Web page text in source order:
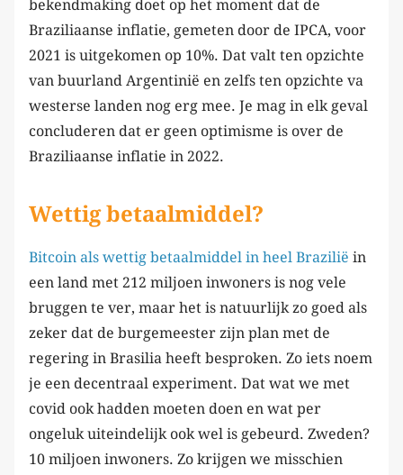
bekendmaking doet op het moment dat de
Braziliaanse inflatie, gemeten door de IPCA, voor
2021 is uitgekomen op 10%. Dat valt ten opzichte
van buurland Argentinië en zelfs ten opzichte va
westerse landen nog erg mee. Je mag in elk geval
concluderen dat er geen optimisme is over de
Braziliaanse inflatie in 2022.
Wettig betaalmiddel?
Bitcoin als wettig betaalmiddel in heel Brazilië in
een land met 212 miljoen inwoners is nog vele
bruggen te ver, maar het is natuurlijk zo goed als
zeker dat de burgemeester zijn plan met de
regering in Brasilia heeft besproken. Zo iets noem
je een decentraal experiment. Dat wat we met
covid ook hadden moeten doen en wat per
ongeluk uiteindelijk ook wel is gebeurd. Zweden?
10 miljoen inwoners. Zo krijgen we misschien